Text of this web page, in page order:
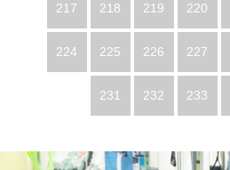
217 218 219 220
224 225 226 227
231 232 233